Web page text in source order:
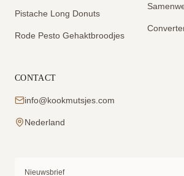
Pistache Long Donuts
Rode Pesto Gehaktbroodjes
CONTACT
info@kookmutsjes.com
Nederland
Nieuwsbrief